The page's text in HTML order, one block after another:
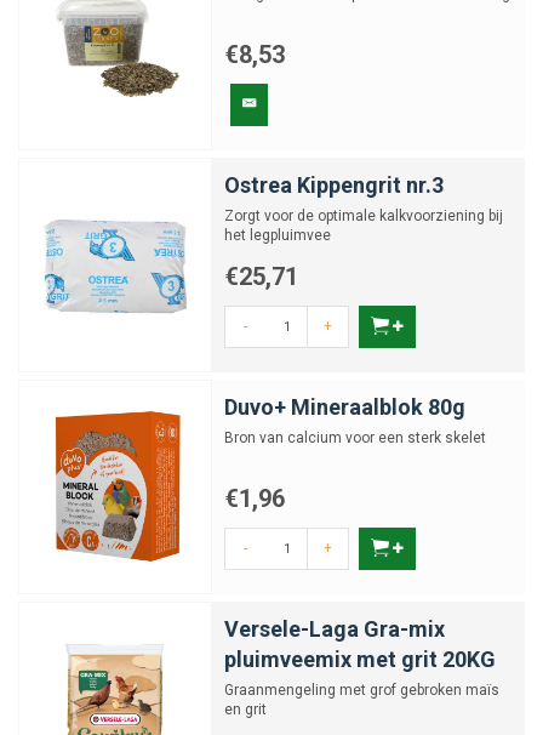
€8,53
Ostrea Kippengrit nr.3
Zorgt voor de optimale kalkvoorziening bij
het legpluimvee
€25,71
- +
Duvo+ Mineraalblok 80g
Bron van calcium voor een sterk skelet
€1,96
- +
Versele-Laga Gra-mix
pluimveemix met grit 20KG
Graanmengeling met grof gebroken maïs
en grit